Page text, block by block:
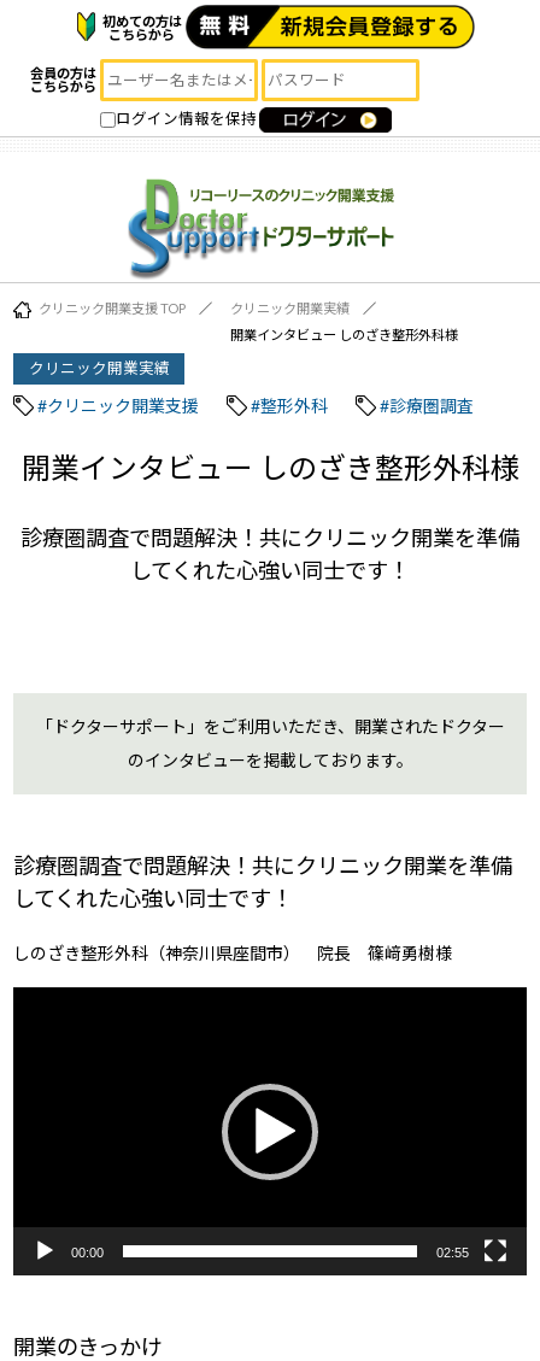
初めての方は
こちらから
会員の方は
こちらから
ログイン情報を保持
クリニック開業支援 TOP
クリニック開業実績
開業インタビュー しのざき整形外科様
クリニック開業実績
#クリニック開業支援 #整形外科 #診療圏調査
開業インタビュー しのざき整形外科様
診療圏調査で問題解決！共にクリニック開業を準備
してくれた心強い同士です！
「ドクターサポート」をご利用いただき、開業されたドクター
のインタビューを掲載しております。
診療圏調査で問題解決！共にクリニック開業を準備
してくれた心強い同士です！
しのざき整形外科（神奈川県座間市） 院長 篠﨑勇樹様
ー
ヤ
ー
00:00 02:55
開業のきっかけ